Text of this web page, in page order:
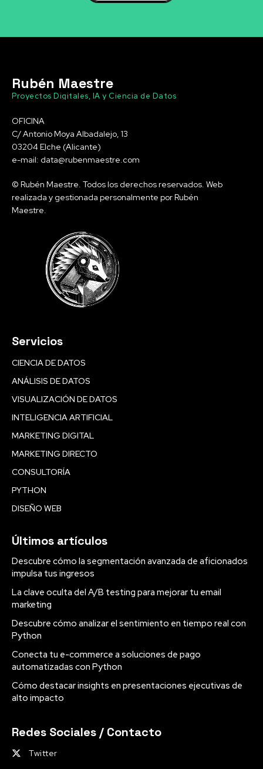
Rubén Maestre
Proyectos Digitales, IA y Ciencia de Datos
OFICINA
C/ Antonio Moya Albadalejo, 13
03204 Elche (Alicante)
e-mail: data@rubenmaestre.com
© Rubén Maestre. Todos los derechos reservados. Web
realizada y gestionada personalmente por Rubén
Maestre.
Servicios
CIENCIA DE DATOS
ANÁLISIS DE DATOS
VISUALIZACIÓN DE DATOS
INTELIGENCIA ARTIFICIAL
MARKETING DIGITAL
MARKETING DIRECTO
CONSULTORÍA
PYTHON
DISEÑO WEB
Últimos artículos
Descubre cómo la segmentación avanzada de aficionados
impulsa tus ingresos
La clave oculta del A/B testing para mejorar tu email
marketing
Descubre cómo analizar el sentimiento en tiempo real con
Python
Conecta tu e-commerce a soluciones de pago
automatizadas con Python
Cómo destacar insights en presentaciones ejecutivas de
alto impacto
Redes Sociales / Contacto
Twitter